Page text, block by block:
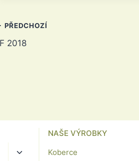
PŘEDCHOZÍ
2018
Toggle
NAŠE VÝROBKY
Koberce